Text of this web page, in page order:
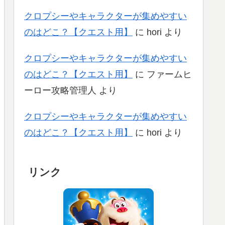
クロプシーやキャラクターが集めやすい
のはどこ？【クエスト用】
に hori より
クロプシーやキャラクターが集めやすい
のはどこ？【クエスト用】
に ファームヒ
ーロー攻略管理人 より
クロプシーやキャラクターが集めやすい
のはどこ？【クエスト用】
に hori より
リンク